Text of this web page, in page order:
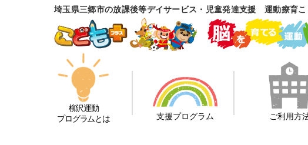
埼玉県三郷市の放課後等デイサービス・児童発達支援 運動療育
柳沢運動
プログラムとは
支援プログラム ご利用方